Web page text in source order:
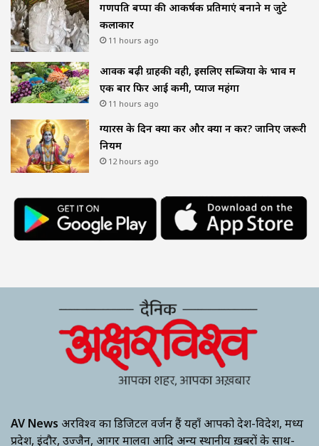
गणपति बप्पा की आकर्षक प्रतिमाएं बनाने में जुटे
कलाकार
11 hours ago
आवक बढ़ी ग्राहकी वही, इसलिए सब्जियों के भाव में
एक बार फिर आई कमी, प्याज महंगा
11 hours ago
ग्यारस के दिन क्या करें और क्या न करें? जानिए जरूरी
नियम
12 hours ago
AV News अक्षरविश्व का डिजिटल वर्जन हैं यहाँ आपको देश-विदेश, मध्य
प्रदेश, इंदौर, उज्जैन, आगर मालवा आदि अन्य स्थानीय ख़बरों के साथ-